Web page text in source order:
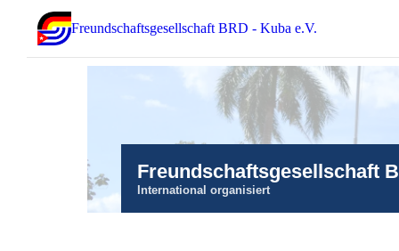
Freundschaftsgesellschaft BRD - Kuba e.V.
Freundschaftsgesellschaft
International organisiert